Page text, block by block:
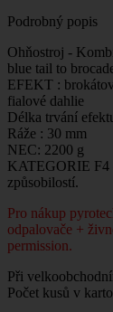
Podrobný popis
Ohňostroj -
blue tail to
EFEKT :
fialové dahlie
Délka trvání
Ráže : 30 mm
NEC: 2200 g
KATEGORIE F4
způsobilostí.
Pro nákup
odpalovače +
permission.
Při
Počet kusů v